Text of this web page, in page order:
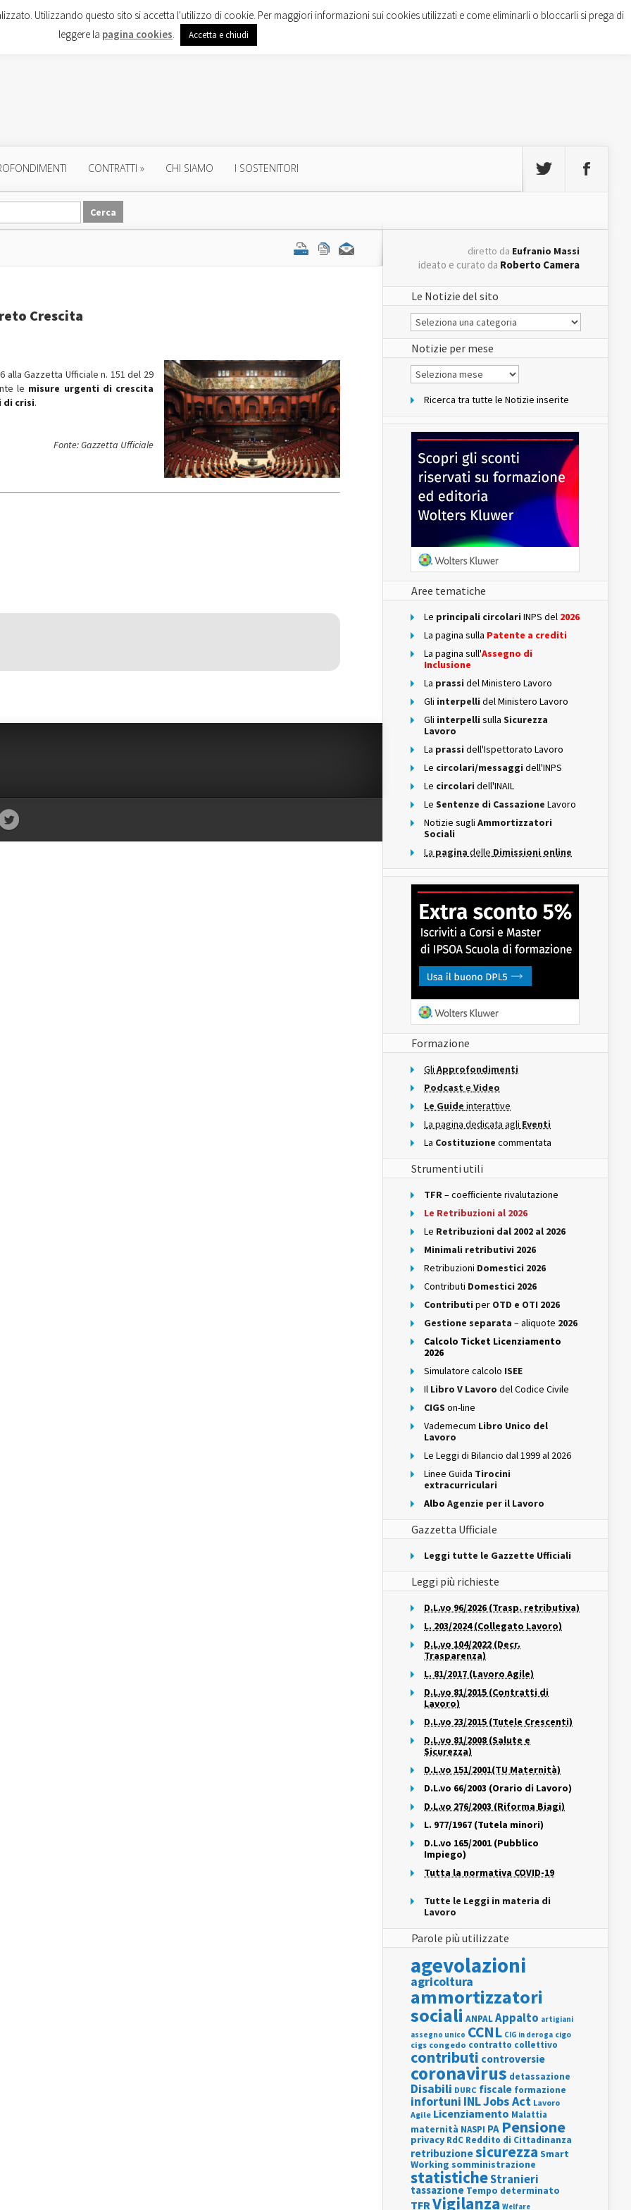
CONTRATTI » CHI SIAMO I SOSTENITORI
Crescita
alla Gazzetta Ufficiale n. 151 del 29
le misure urgenti di crescita
di crisi.
Fonte: Gazzetta Ufficiale
diretto da Eufranio Massi
ideato e curato da Roberto Camera
Le Notizie del sito
Le
Notizie
del
sito
Notizie per mese
Notizie
per
Ricerca tra tutte le Notizie inserite
Aree tematiche
Le principali circolari INPS del 2026
La pagina sulla Patente a crediti
La pagina sull'Assegno di
Inclusione
La prassi del Ministero Lavoro
Gli interpelli del Ministero Lavoro
Gli interpelli sulla Sicurezza
Lavoro
La prassi dell'Ispettorato Lavoro
Le circolari/messaggi dell'INPS
Le circolari dell'INAIL
Le Sentenze di Cassazione Lavoro
Notizie sugli Ammortizzatori
Sociali
La pagina delle Dimissioni online
Formazione
Gli Approfondimenti
Podcast e Video
Le Guide interattive
La pagina dedicata agli Eventi
La Costituzione commentata
Strumenti utili
TFR– coefficiente rivalutazione
Le Retribuzioni al 2026
Le Retribuzioni dal 2002 al 2026
Minimali retributivi 2026
Retribuzioni Domestici 2026
Contributi Domestici 2026
Contributi per OTD e OTI 2026
Gestione separata – aliquote 2026
Calcolo Ticket Licenziamento
2026
Simulatore calcolo ISEE
Il Libro V Lavoro del Codice Civile
CIGS on-line
Vademecum Libro Unico del
Lavoro
Le Leggi di Bilancio dal 1999 al 2026
Linee Guida Tirocini
extracurriculari
Albo Agenzie per il Lavoro
Gazzetta Ufficiale
Leggi tutte le Gazzette Ufficiali
Leggi più richieste
D.L.vo 96/2026 (Trasp. retributiva)
L. 203/2024 (Collegato Lavoro)
D.L.vo 104/2022 (Decr.
Trasparenza)
L. 81/2017 (Lavoro Agile)
D.L.vo 81/2015 (Contratti di
Lavoro)
D.L.vo 23/2015 (Tutele Crescenti)
D.L.vo 81/2008 (Salute e
Sicurezza)
D.L.vo 151/2001(TU Maternità)
D.L.vo 66/2003 (Orario di Lavoro)
D.L.vo 276/2003 (Riforma Biagi)
L. 977/1967 (Tutela minori)
D.L.vo 165/2001 (Pubblico
Impiego)
Tutta la normativa COVID-19
Tutte le Leggi in materia di
Lavoro
Parole più utilizzate
agevolazioni
agricoltura
ammortizzatori
sociali ANPALAppalto artigiani
assegno unico CCNL CIG in deroga cigo
cigs congedo contratto collettivo
contributi controversie
coronavirus detassazione
Disabili DURC fiscale formazione
infortuni INLJobs Act Lavoro
Agile Licenziamento Malattia
maternità NASPI PA Pensione
privacy RdC Reddito di Cittadinanza
retribuzionesicurezza Smart
Working somministrazione
statisticheStranieri
tassazione Tempo determinato
TFRVigilanza Welfare
Utilizzando questo sito si accetta l'utilizzo di cookie. Per maggiori informazioni sui cookies utilizzati e come eliminarli o bloccarli si prega di
leggere la pagina cookies. Accetta e chiudi